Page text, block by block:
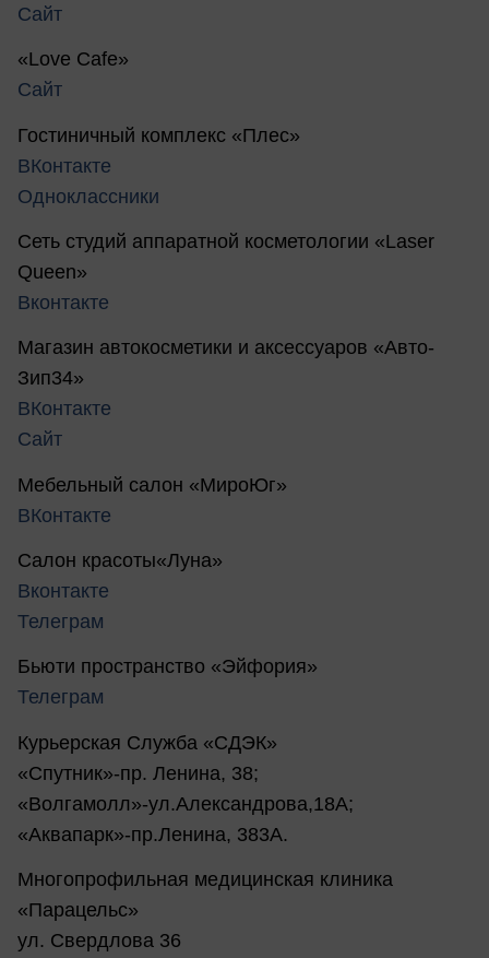
Сайт
«Love Cafe»
Сайт
Гостиничный комплекс «Плес»
ВКонтакте
Одноклассники
Сеть студий аппаратной косметологии «Laser
Queen»
Вконтакте
Магазин автокосметики и аксессуаров «Авто-
Зип34»
ВКонтакте
Сайт
Мебельный салон «МироЮг»
ВКонтакте
Салон красоты«Луна»
Вконтакте
Телеграм
Бьюти пространство «Эйфория»
Телеграм
Курьерская Служба «СДЭК»
«Спутник»-пр. Ленина, 38;
«Волгамолл»-ул.Александрова,18А;
«Аквапарк»-пр.Ленина, 383А.
Многопрофильная медицинская клиника
«Парацельс»
ул. Свердлова 36